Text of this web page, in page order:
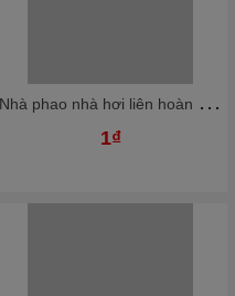
N
hà phao nhà hơi liên hoàn NPNHKB03 Dochoikinhbac - Khu trò chơi phao hơi vui nhộn
1₫